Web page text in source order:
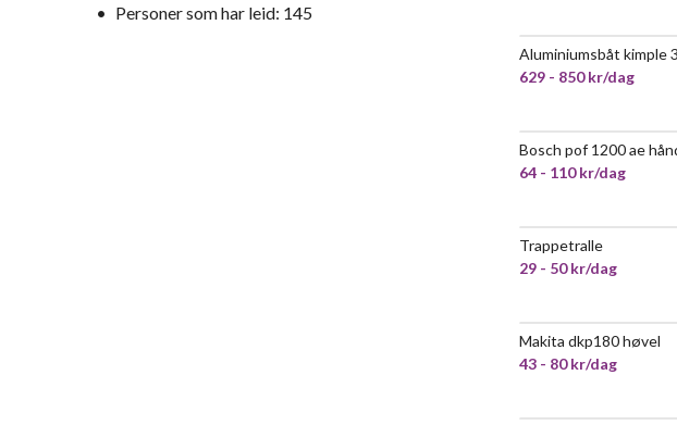
• Personer som har leid: 145
Aluminiumsbåt kimple
629 - 850 kr/dag
Bosch pof 1200 ae
64 - 110 kr/dag
Trappetralle
29 - 50 kr/dag
Makita dkp180 høvel
43 - 80 kr/dag